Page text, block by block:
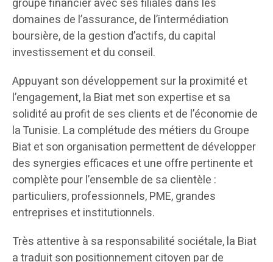
groupe financier avec ses filiales dans les
domaines de l’assurance, de l’intermédiation
boursière, de la gestion d’actifs, du capital
investissement et du conseil.
Appuyant son développement sur la proximité et
l’engagement, la Biat met son expertise et sa
solidité au profit de ses clients et de l’économie de
la Tunisie. La complétude des métiers du Groupe
Biat et son organisation permettent de développer
des synergies efficaces et une offre pertinente et
complète pour l’ensemble de sa clientèle :
particuliers, professionnels, PME, grandes
entreprises et institutionnels.
Très attentive à sa responsabilité sociétale, la Biat
a traduit son positionnement citoyen par de